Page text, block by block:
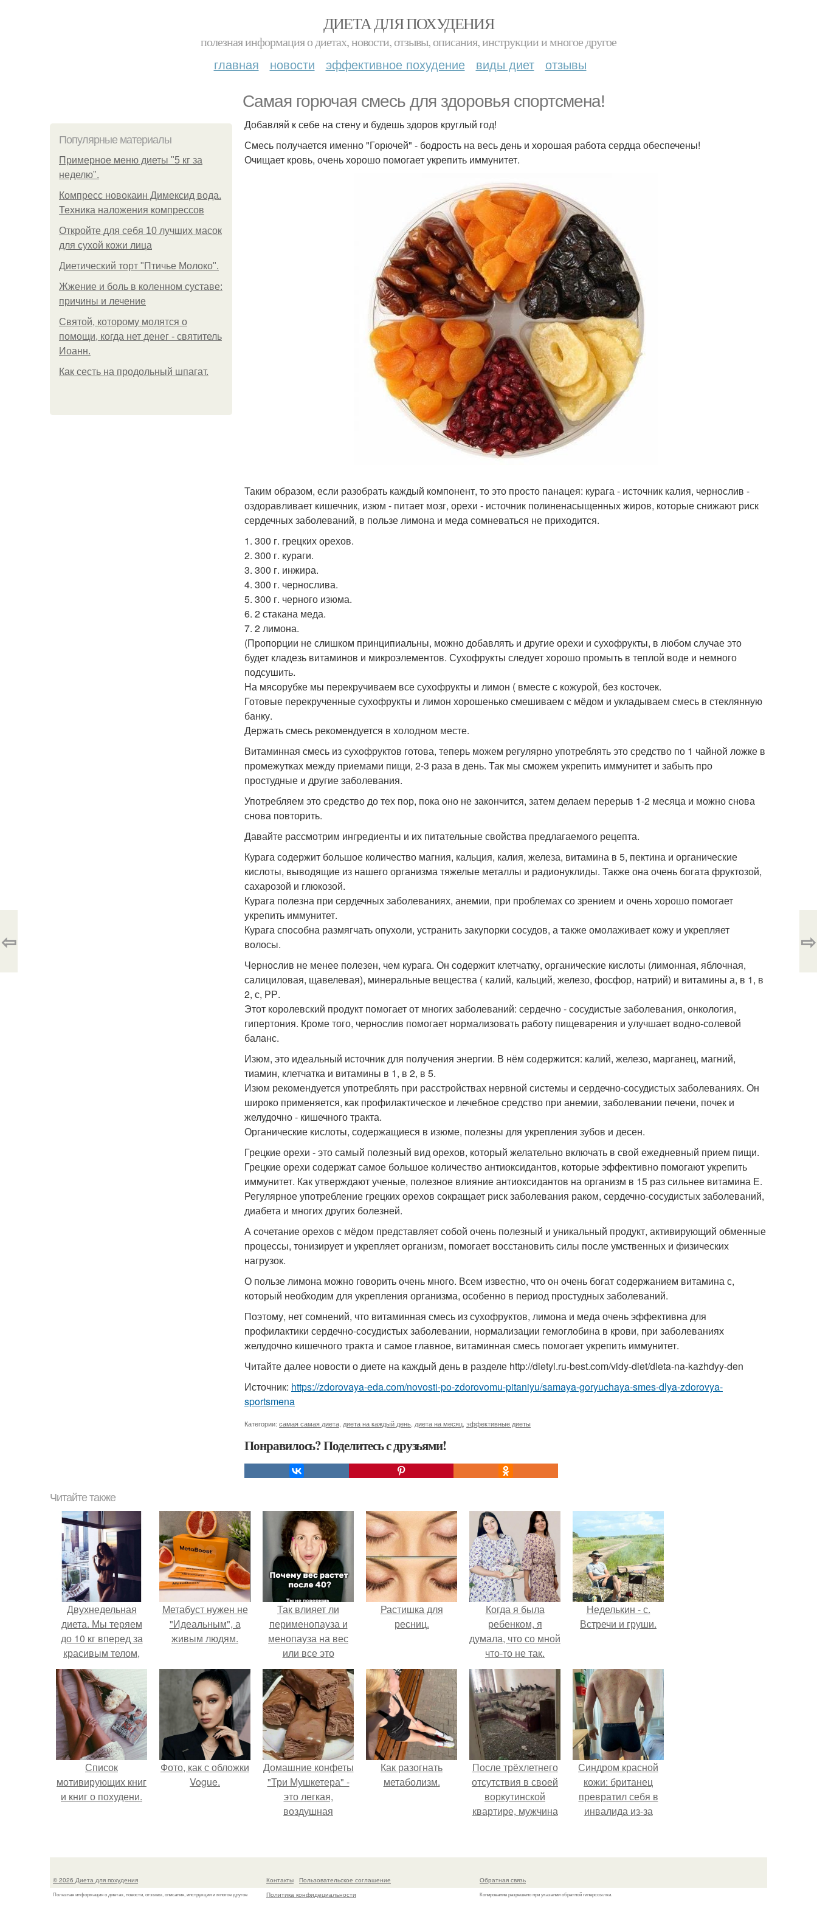
ДИЕТА ДЛЯ ПОХУДЕНИЯ
полезная информация о диетах, новости, отзывы, описания, инструкции и многое другое
главная новости эффективное похудение виды диет отзывы
Самая горючая смесь для здоровья спортсмена!
Популярные материалы
Примерное меню диеты "5 кг за
неделю".
Компресс новокаин Димексид вода.
Техника наложения компрессов
Откройте для себя 10 лучших масок
для сухой кожи лица
Диетический торт "Птичье Молоко".
Жжение и боль в коленном суставе:
причины и лечение
Святой, которому молятся о
помощи, когда нет денег - святитель
Иоанн.
Как сесть на продольный шпагат.
Добавляй к себе на стену и будешь здоров круглый год!
Смесь получается именно "Горючей" - бодрость на весь день и хорошая работа сердца обеспечены!
Очищает кровь, очень хорошо помогает укрепить иммунитет.
Таким образом, если разобрать каждый компонент, то это просто панацея: курага - источник калия, чернослив -
оздоравливает кишечник, изюм - питает мозг, орехи - источник полиненасыщенных жиров, которые снижают риск
сердечных заболеваний, в пользе лимона и меда сомневаться не приходится.
1. 300 г. грецких орехов.
2. 300 г. кураги.
3. 300 г. инжира.
4. 300 г. чернослива.
5. 300 г. черного изюма.
6. 2 стакана меда.
7. 2 лимона.
(Пропорции не слишком принципиальны, можно добавлять и другие орехи и сухофрукты, в любом случае это
будет кладезь витаминов и микроэлементов. Сухофрукты следует хорошо промыть в теплой воде и немного
подсушить.
На мясорубке мы перекручиваем все сухофрукты и лимон ( вместе с кожурой, без косточек.
Готовые перекрученные сухофрукты и лимон хорошенько смешиваем с мёдом и укладываем смесь в стеклянную
банку.
Держать смесь рекомендуется в холодном месте.
Витаминная смесь из сухофруктов готова, теперь можем регулярно употреблять это средство по 1 чайной ложке в
промежутках между приемами пищи, 2-3 раза в день. Так мы сможем укрепить иммунитет и забыть про
простудные и другие заболевания.
Употребляем это средство до тех пор, пока оно не закончится, затем делаем перерыв 1-2 месяца и можно снова
снова повторить.
Давайте рассмотрим ингредиенты и их питательные свойства предлагаемого рецепта.
Курага содержит большое количество магния, кальция, калия, железа, витамина в 5, пектина и органические
кислоты, выводящие из нашего организма тяжелые металлы и радионуклиды. Также она очень богата фруктозой,
сахарозой и глюкозой.
Курага полезна при сердечных заболеваниях, анемии, при проблемах со зрением и очень хорошо помогает
укрепить иммунитет.
Курага способна размягчать опухоли, устранить закупорки сосудов, а также омолаживает кожу и укрепляет
волосы.
Чернослив не менее полезен, чем курага. Он содержит клетчатку, органические кислоты (лимонная, яблочная,
салициловая, щавелевая), минеральные вещества ( калий, кальций, железо, фосфор, натрий) и витамины а, в 1, в
2, с, РР.
Этот королевский продукт помогает от многих заболеваний: сердечно - сосудистые заболевания, онкология,
гипертония. Кроме того, чернослив помогает нормализовать работу пищеварения и улучшает водно-солевой
баланс.
Изюм, это идеальный источник для получения энергии. В нём содержится: калий, железо, марганец, магний,
тиамин, клетчатка и витамины в 1, в 2, в 5.
Изюм рекомендуется употреблять при расстройствах нервной системы и сердечно-сосудистых заболеваниях. Он
широко применяется, как профилактическое и лечебное средство при анемии, заболевании печени, почек и
желудочно - кишечного тракта.
Органические кислоты, содержащиеся в изюме, полезны для укрепления зубов и десен.
Грецкие орехи - это самый полезный вид орехов, который желательно включать в свой ежедневный прием пищи.
Грецкие орехи содержат самое большое количество антиоксидантов, которые эффективно помогают укрепить
иммунитет. Как утверждают ученые, полезное влияние антиоксидантов на организм в 15 раз сильнее витамина Е.
Регулярное употребление грецких орехов сокращает риск заболевания раком, сердечно-сосудистых заболеваний,
диабета и многих других болезней.
А сочетание орехов с мёдом представляет собой очень полезный и уникальный продукт, активирующий обменные
процессы, тонизирует и укрепляет организм, помогает восстановить силы после умственных и физических
нагрузок.
О пользе лимона можно говорить очень много. Всем известно, что он очень богат содержанием витамина с,
который необходим для укрепления организма, особенно в период простудных заболеваний.
Поэтому, нет сомнений, что витаминная смесь из сухофруктов, лимона и меда очень эффективна для
профилактики сердечно-сосудистых заболевании, нормализации гемоглобина в крови, при заболеваниях
желудочно кишечного тракта и самое главное, витаминная смесь помогает укрепить иммунитет.
Читайте далее новости о диете на каждый день в разделе http://dietyi.ru-best.com/vidy-diet/dieta-na-kazhdyy-den
Источник: https://zdorovaya-eda.com/novosti-po-zdorovomu-pitaniyu/samaya-goryuchaya-smes-dlya-zdorovya-
sportsmena
Категории: самая самая диета диета на каждый день диета на месяц эффективные диеты
Понравилось? Поделитесь с друзьями!
⇦ ⇨
Читайте также
Двухнедельная
диета. Мы теряем
до 10 кг вперед за
красивым телом,
девочки?
Метабуст нужен не
"Идеальным", а
живым людям.
Так влияет ли
перименопауза и
менопауза на вес
или все это
ерунда?
Растишка для
ресниц.
Когда я была
ребенком, я
думала, что со мной
что-то не так.
Неделькин - с.
Встречи и груши.
Список
мотивирующих книг
и книг о похудени.
Фото, как с обложки
Vogue.
Домашние конфеты
"Три Мушкетера" -
это легкая,
воздушная
молочным
Как разогнать
метаболизм.
После трёхлетнего
отсутствия в своей
воркутинской
квартире, мужчина
жилище стало
стаи голубей.
Синдром красной
кожи: британец
превратил себя в
инвалида из-за
мази.
© 2026 Диета для похудения
Полезная информация о диетах, новости, отзывы, описания, инструкции и многое другое
Контакты
Пользовательское соглашение
Политика конфидециальности
Обратная связь
Копирование разрешено при указании обратной гиперссылки.